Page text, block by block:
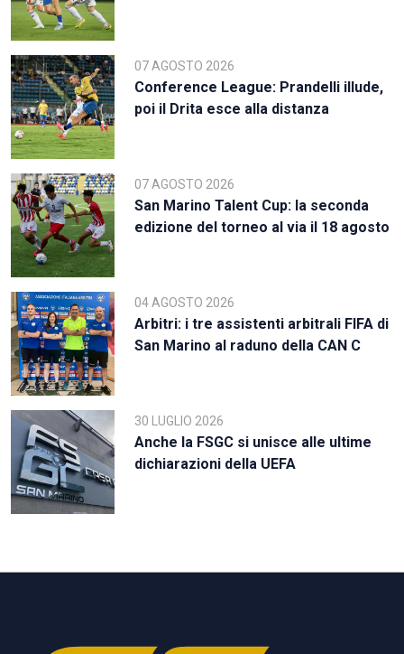
07 AGOSTO 2026
Conference League: Prandelli illude,
poi il Drita esce alla distanza
07 AGOSTO 2026
San Marino Talent Cup: la seconda
edizione del torneo al via il 18 agosto
04 AGOSTO 2026
Arbitri: i tre assistenti arbitrali FIFA di
San Marino al raduno della CAN C
30 LUGLIO 2026
Anche la FSGC si unisce alle ultime
dichiarazioni della UEFA